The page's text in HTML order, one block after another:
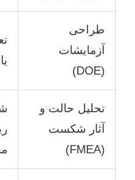
طراحی
آزمایشات
(DOE)
تحلیل حالت و
آثار شکست
(FMEA)